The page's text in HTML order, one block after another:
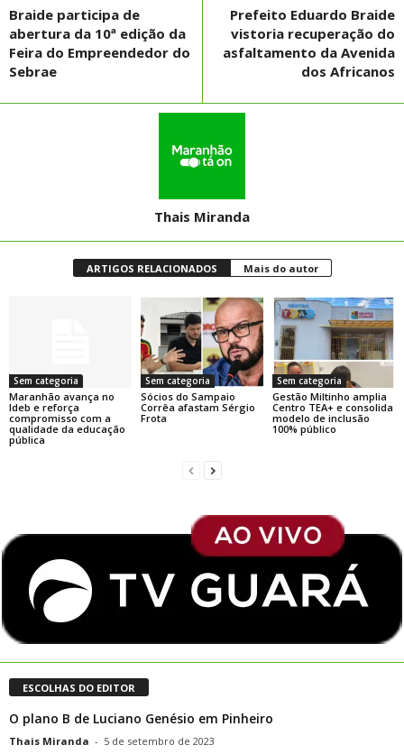
Braide participa de
abertura da 10ª edição da
Feira do Empreendedor do
Sebrae
Prefeito Eduardo Braide
vistoria recuperação do
asfaltamento da Avenida
dos Africanos
Thais Miranda
ARTIGOS RELACIONADOS Mais do autor
Sem categoria
Maranhão avança no
Ideb e reforça
compromisso com a
qualidade da educação
pública
Sem categoria
Sócios do Sampaio
Corrêa afastam Sérgio
Frota
Sem categoria
Gestão Miltinho amplia
Centro TEA+ e consolida
modelo de inclusão
100% público
ESCOLHAS DO EDITOR
O plano B de Luciano Genésio em Pinheiro
Thais Miranda - 5 de setembro de 2023